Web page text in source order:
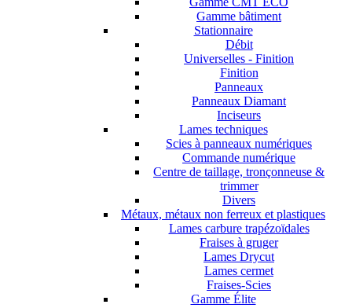
Gamme bâtiment
Stationnaire
Débit
Universelles - Finition
Finition
Panneaux
Panneaux Diamant
Inciseurs
Lames techniques
Scies à panneaux numériques
Commande numérique
Centre de taillage, tronçonneuse &
trimmer
Divers
Métaux, métaux non ferreux et plastiques
Lames carbure trapézoïdales
Fraises à gruger
Lames Drycut
Lames cermet
Fraises-Scies
Gamme Élite